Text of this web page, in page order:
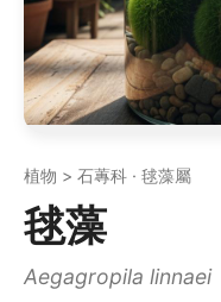
植物 > 石蓴科 · 毬藻屬
毬藻
Aegagropila linnaei